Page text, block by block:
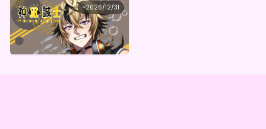
~2026/12/31
seizi
神凪誠士 デジタルBOX（全5種）
最低価格
¥1,000 購入はこちら